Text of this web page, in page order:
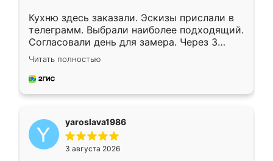
Кухню здесь заказали. Эскизы прислали в
телеграмм. Выбрали наиболее подходящий.
Согласовали день для замера. Через 3
недели кухня была уже готова. Остались
довольны работой. Спасибо Ренессанс
мебель за качественную работу!
Читать полностью
yaroslava1986
3 августа 2026